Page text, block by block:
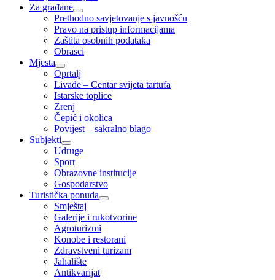
Za građane
Prethodno savjetovanje s javnošću
Pravo na pristup informacijama
Zaštita osobnih podataka
Obrasci
Mjesta
Oprtalj
Livade – Centar svijeta tartufa
Istarske toplice
Zrenj
Čepić i okolica
Povijest – sakralno blago
Subjekti
Udruge
Sport
Obrazovne institucije
Gospodarstvo
Turistička ponuda
Smještaj
Galerije i rukotvorine
Agroturizmi
Konobe i restorani
Zdravstveni turizam
Jahalište
Antikvarijat